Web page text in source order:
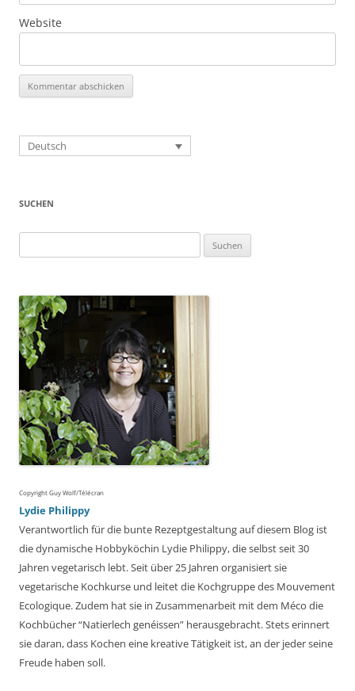
Website
Deutsch
SUCHEN
nach:
Copyright Guy Wolf/Télécran
Lydie Philippy
Verantwortlich für die bunte Rezeptgestaltung auf diesem Blog ist
die dynamische Hobbyköchin Lydie Philippy, die selbst seit 30
Jahren vegetarisch lebt. Seit über 25 Jahren organisiert sie
vegetarische Kochkurse und leitet die Kochgruppe des Mouvement
Ecologique. Zudem hat sie in Zusammenarbeit mit dem Méco die
Kochbücher “Natierlech genéissen” herausgebracht. Stets erinnert
sie daran, dass Kochen eine kreative Tätigkeit ist, an der jeder seine
Freude haben soll.